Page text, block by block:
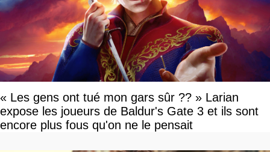
« Les gens ont tué mon gars sûr ?? » Larian
expose les joueurs de Baldur's Gate 3 et ils sont
encore plus fous qu'on ne le pensait